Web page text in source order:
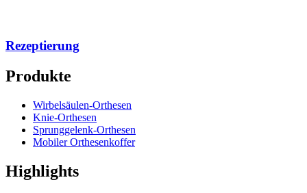
Rezeptierung
Produkte
Wirbelsäulen-Orthesen
Knie-Orthesen
Sprunggelenk-Orthesen
Mobiler Orthesenkoffer
Highlights